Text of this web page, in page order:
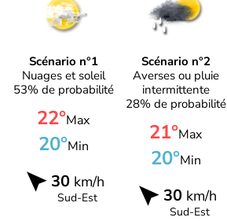
Scénario n°1
Nuages et soleil
53% de probabilité
22°Max
20°Min
30km/h
Sud-Est
Scénario n°2
Averses ou pluie
intermittente
28% de probabilité
21°Max
20°Min
30km/h
Sud-Est